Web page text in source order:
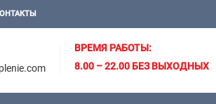
ВРЕМЯ РАБОТЫ:
8.00 – 22.00 БЕЗ ВЫХОДНЫХ